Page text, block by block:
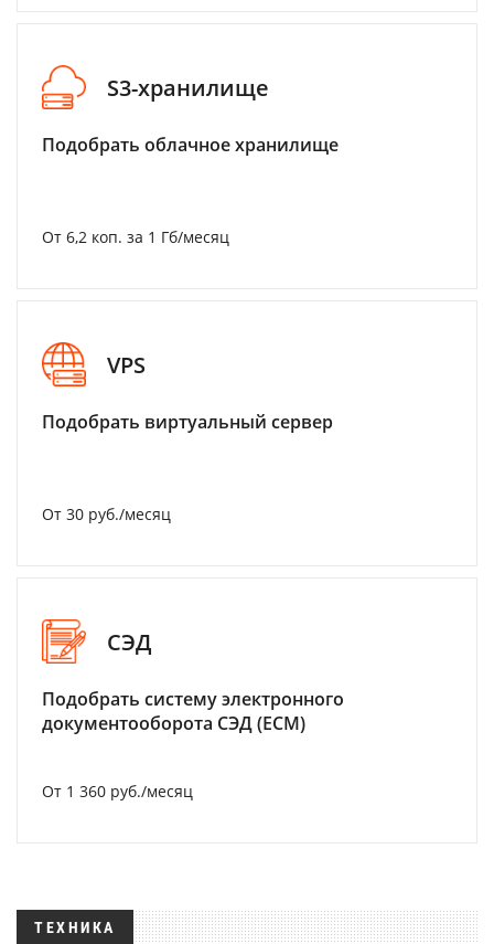
S3-хранилище
Подобрать облачное хранилище
От 6,2 коп. за 1 Гб/месяц
VPS
Подобрать виртуальный сервер
От 30 руб./месяц
СЭД
Подобрать систему электронного
документооборота СЭД (ECM)
От 1 360 руб./месяц
ТЕХНИКА